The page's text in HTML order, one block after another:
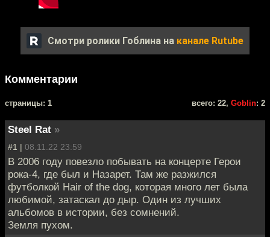
Смотри ролики Гоблина на канале Rutube
Комментарии
cтраницы: 1 всего: 22, Goblin: 2
Steel Rat »
#1 | 08.11.22 23:59
В 2006 году повезло побывать на концерте Герои
рока-4, где был и Назарет. Там же разжился
футболкой Hair of the dog, которая много лет была
любимой, затаскал до дыр. Один из лучших
альбомов в истории, без сомнений.
Земля пухом.